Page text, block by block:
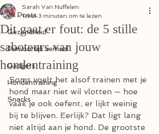
All Posts
Gezondheid
Persoonlijk verhaal
Gadgets
Hondentraining
Snacks
Dit gaat er fout: de 5 stille
saboteurs van jouw
hondentraining
Sarah Van Nuffelen
1 mei 3 minuten om te lezen
Soms voelt het alsof trainen met je
hond maar niet wil vlotten — hoe
vaak je ook oefent, er lijkt weinig
bij te blijven. Eerlijk? Dat ligt lang
niet altijd aan je hond. De grootste